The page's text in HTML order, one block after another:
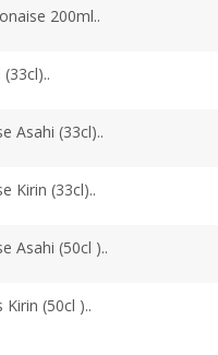
200ml..
Asahi (33cl)..
Kirin (33cl)..
Asahi (50cl )..
(50cl )..